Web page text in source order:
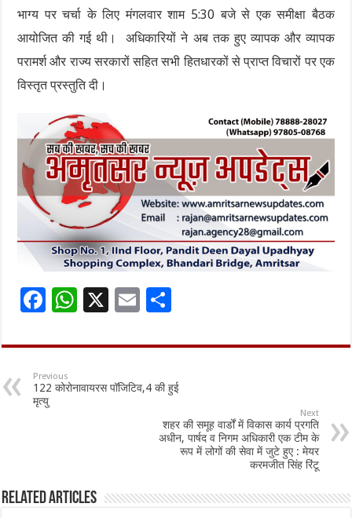
भाग्य पर चर्चा के लिए मंगलवार शाम 5:30 बजे से एक समीक्षा बैठक
आयोजित की गई थी। अधिकारियों ने अब तक हुए व्यापक और व्यापक
परामर्श और राज्य सरकारों सहित सभी हितधारकों से प्राप्त विचारों पर एक
विस्तृत प्रस्तुति दी।
F
e
b
o
W
at
p
X
E
ai ar
e
Previous
122 कोरोनावायरस पॉजिटिव,4 की हुई
मृत्यु
Next
शहर की समूह वार्डों में विकास कार्य प्रगति
अधीन, पार्षद व निगम अधिकारी एक टीम के
रूप में लोगों की सेवा में जुटे हुए : मेयर
करमजीत सिंह रिंटू
Related Articles